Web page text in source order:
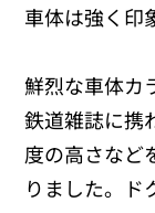
車体は強く印
鮮烈な車体カ
鉄道雑誌に携
度の高さなど
りました。ド